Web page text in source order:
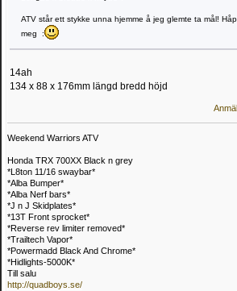
ATV står ett stykke unna hjemme å jeg glemte ta mål!
meg :
14ah
134 x 88 x 176mm längd bredd höjd
Weekend Warriors ATV
Honda TRX 700XX Black n grey
*L8ton 11/16 swaybar*
*Alba Bumper*
*Alba Nerf bars*
*J n J Skidplates*
*13T Front sprocket*
*Reverse rev limiter removed*
*Trailtech Vapor*
*Powermadd Black And Chrome*
*Hidlights-5000K*
Till salu
http://quadboys.se/